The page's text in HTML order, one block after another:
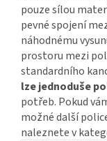
pouze sílou
pevné spojení
náhodnému
prostoru mezi
standardního
lze jednoduše
potřeb. Pokud
možné další
naleznete v